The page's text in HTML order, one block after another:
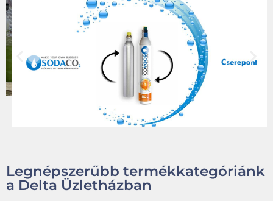
Legnépszerűbb termékkategóriánk
a Delta Üzletházban